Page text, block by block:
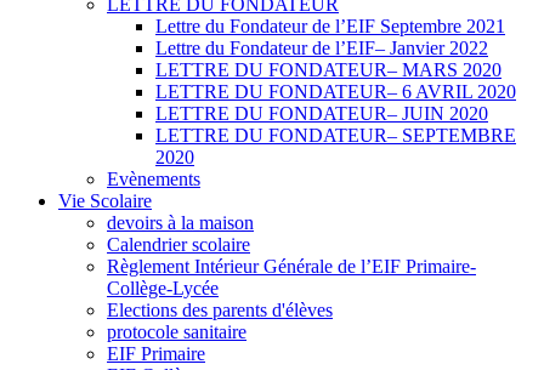
LETTRE DU FONDATEUR
Lettre du Fondateur de l’EIF Septembre 2021
Lettre du Fondateur de l’EIF– Janvier 2022
LETTRE DU FONDATEUR– MARS 2020
LETTRE DU FONDATEUR– 6 AVRIL 2020
LETTRE DU FONDATEUR– JUIN 2020
LETTRE DU FONDATEUR– SEPTEMBRE
2020
Evènements
Vie Scolaire
devoirs à la maison
Calendrier scolaire
Règlement Intérieur Générale de l’EIF Primaire-
Collège-Lycée
Elections des parents d'élèves
protocole sanitaire
EIF Primaire